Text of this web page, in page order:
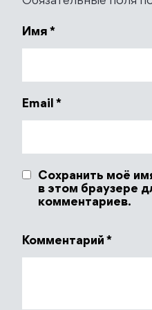
Имя *
Email *
Сохранить моё
в этом браузере
комментариев.
Комментарий *